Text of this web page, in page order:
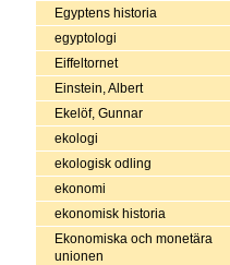
Egyptens historia
egyptologi
Eiffeltornet
Einstein, Albert
Ekelöf, Gunnar
ekologi
ekologisk odling
ekonomi
ekonomisk historia
Ekonomiska och monetära
unionen